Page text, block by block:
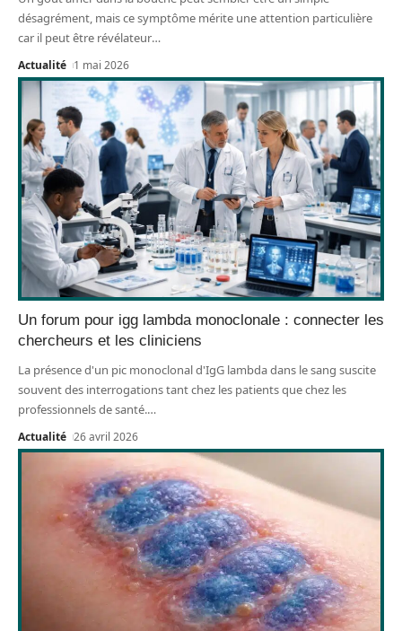
désagrément, mais ce symptôme mérite une attention particulière
car il peut être révélateur…
Actualité 1 mai 2026
Un forum pour igg lambda monoclonale : connecter les
chercheurs et les cliniciens
La présence d'un pic monoclonal d'IgG lambda dans le sang suscite
souvent des interrogations tant chez les patients que chez les
professionnels de santé.…
Actualité 26 avril 2026